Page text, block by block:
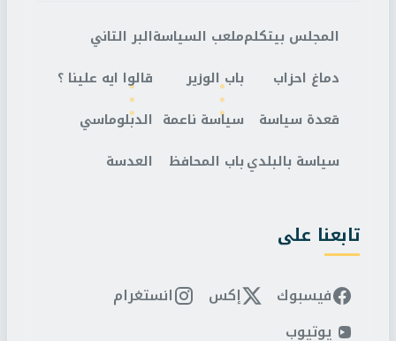
المجلس بيتكلم
دماغ احزاب
قعدة سياسة
سياسة بالبلدي
ملعب السياسة
باب الوزير
سياسة ناعمة
باب المحافظ
البر التاني
قالوا ايه علينا ؟
الدبلوماسي
العدسة
تابعنا على
فيسبوك إكس
انستغرام
يوتيوب